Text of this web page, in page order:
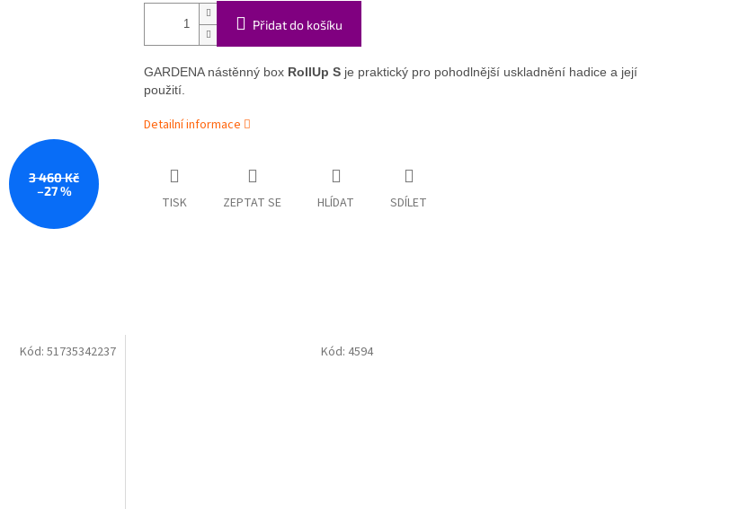
3 460 Kč
–27 %
Přidat do košíku
GARDENA nástěnný box RollUp S je praktický pro pohodlnější uskladnění hadice a její
použití.
Detailní informace
TISK ZEPTAT SE HLÍDAT SDÍLET
Kód: 51735342237 Kód: 4594